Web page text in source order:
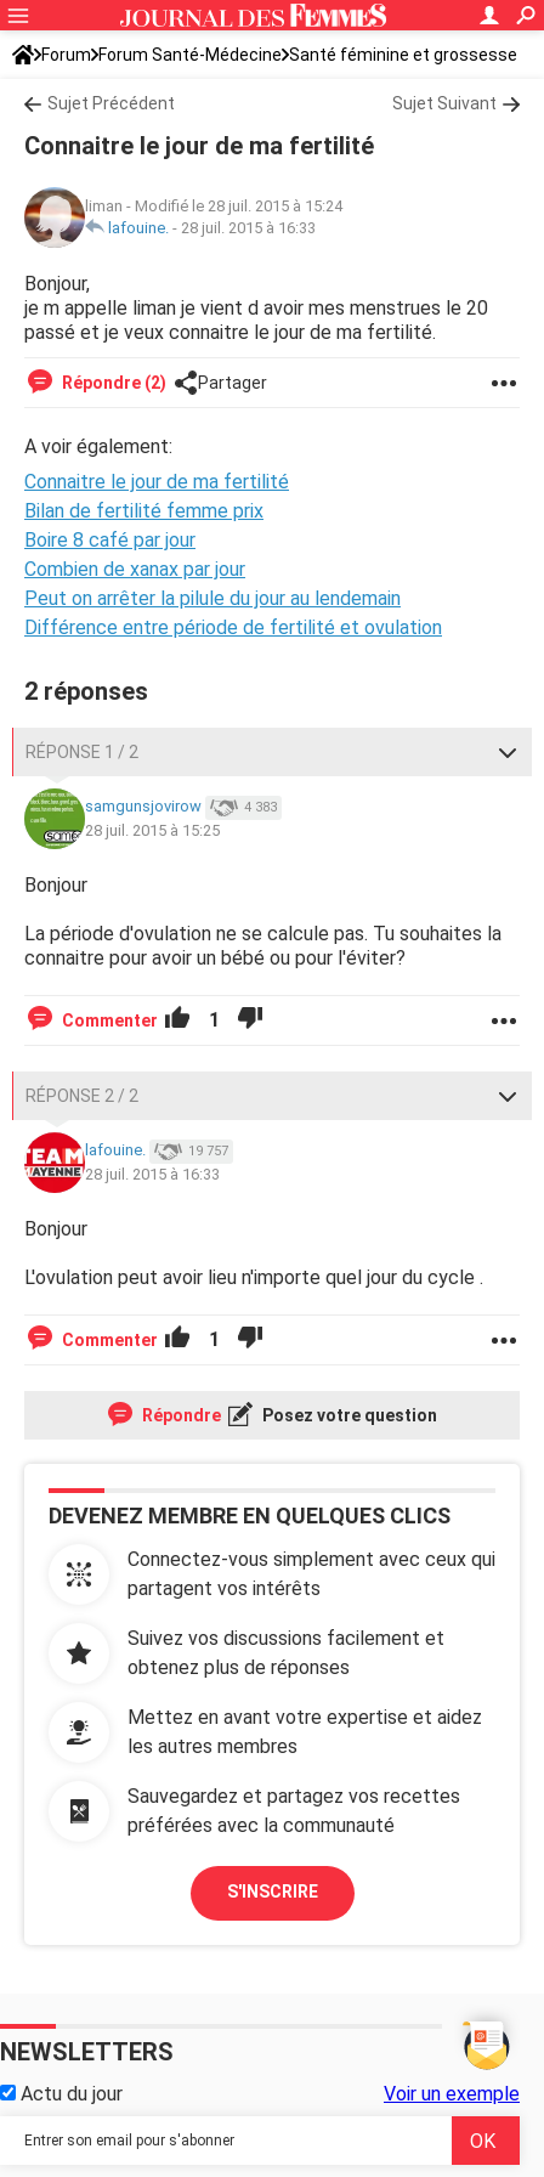
Forum Forum Santé-Médecine Santé féminine et grossesse
Ovulation
Sujet Précédent Sujet Suivant
Connaitre le jour de ma fertilité
liman - Modifié le 28 juil. 2015 à 15:24
lafouine. - 28 juil. 2015 à 16:33
Bonjour,
je m appelle liman je vient d avoir mes menstrues le 20
passé et je veux connaitre le jour de ma fertilité.
Répondre (2) Partager
A voir également:
Connaitre le jour de ma fertilité
Bilan de fertilité femme prix
Boire 8 café par jour
Combien de xanax par jour
Peut on arrêter la pilule du jour au lendemain
Différence entre période de fertilité et ovulation
2 réponses
RÉPONSE 1 / 2
samgunsjovirow 4 383
28 juil. 2015 à 15:25
Bonjour
La période d'ovulation ne se calcule pas. Tu souhaites la
connaitre pour avoir un bébé ou pour l'éviter?
Commenter 1
RÉPONSE 2 / 2
lafouine. 19 757
28 juil. 2015 à 16:33
Bonjour
L'ovulation peut avoir lieu n'importe quel jour du cycle .
Commenter 1
Répondre Posez votre question
DEVENEZ MEMBRE EN QUELQUES CLICS
Connectez-vous simplement avec ceux qui
partagent vos intérêts
Suivez vos discussions facilement et
obtenez plus de réponses
Mettez en avant votre expertise et aidez
les autres membres
Sauvegardez et partagez vos recettes
préférées avec la communauté
S'INSCRIRE
NEWSLETTERS
Actu du jour Voir un exemple